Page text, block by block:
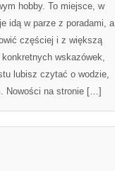
hobby. To miejsce, w
idą w parze z poradami, a
częściej i z większą
wskazówek,
lubisz czytać o wodzie,
Nowości na stronie […]